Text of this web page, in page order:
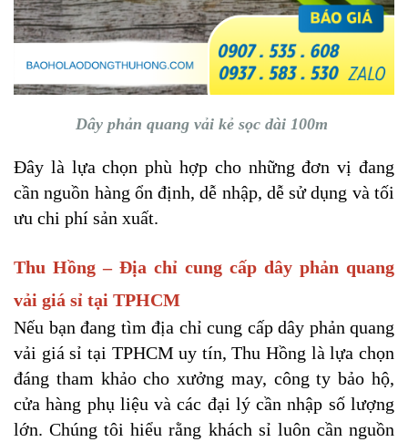
Dây phản quang vải kẻ sọc dài 100m
Đây là lựa chọn phù hợp cho những đơn vị đang
cần nguồn hàng ổn định, dễ nhập, dễ sử dụng và tối
ưu chi phí sản xuất.
Thu Hồng – Địa chỉ cung cấp dây phản quang
vải giá sỉ tại TPHCM
Nếu bạn đang tìm địa chỉ cung cấp dây phản quang
vải giá sỉ tại TPHCM uy tín, Thu Hồng là lựa chọn
đáng tham khảo cho xưởng may, công ty bảo hộ,
cửa hàng phụ liệu và các đại lý cần nhập số lượng
lớn. Chúng tôi hiểu rằng khách sỉ luôn cần nguồn